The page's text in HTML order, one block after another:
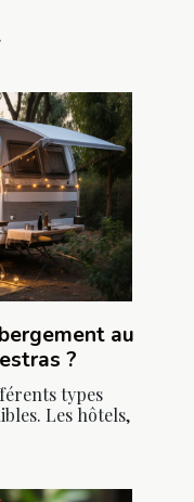
au
?
types
Les hôtels,